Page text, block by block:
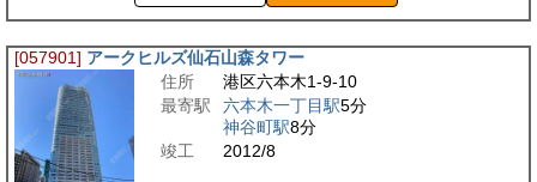
[057901] アークヒルズ仙石山森タワー
住所
港区六本木1-9-10
最寄駅
六本木一丁目駅5分
神谷町駅8分
竣工
2012/8